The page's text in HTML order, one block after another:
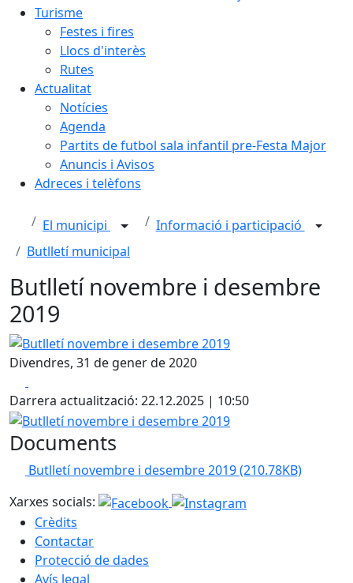
Turisme
Festes i fires
Llocs d'interès
Rutes
Actualitat
Notícies
Agenda
Partits de futbol sala infantil pre-Festa Major
Anuncis i Avisos
Adreces i telèfons
El municipi
Informació i participació
Butlletí municipal
Butlletí novembre i desembre
2019
Butlletí novembre i desembre 2019
Divendres, 31 de gener de 2020
Darrera actualització: 22.12.2025 | 10:50
Butlletí novembre i desembre 2019
Documents
Butlletí novembre i desembre 2019(210.78KB)
Xarxes socials:
Crèdits
Contactar
Protecció de dades
Avís legal